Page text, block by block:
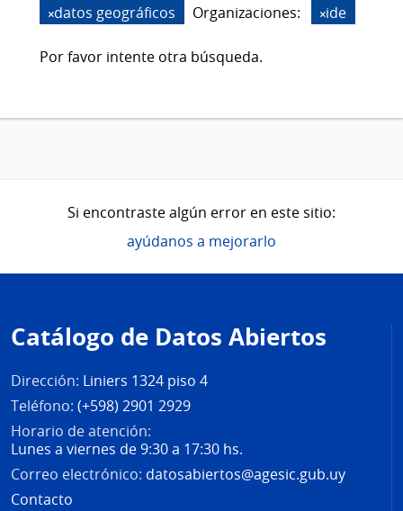
datos geográficos
Organizaciones: ide
Por favor intente otra búsqueda.
Si encontraste algún error en este sitio:
ayúdanos a mejorarlo
de
página
Catálogo de Datos Abiertos
Dirección: Liniers 1324 piso 4
Teléfono: (+598) 2901 2929
Horario de atención:
Lunes a viernes de 9:30 a 17:30 hs.
Correo electrónico: datosabiertos@agesic.gub.uy
Contacto